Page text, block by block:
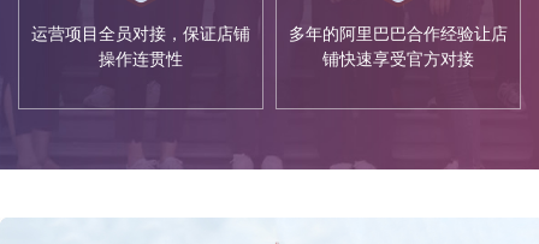
运营项目全员对接，保证店铺
操作连贯性
多年的阿里巴巴合作经验让店
铺快速享受官方对接